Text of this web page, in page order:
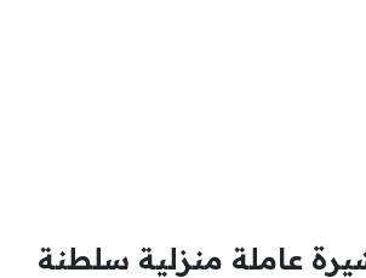
عاملة منزلية سلطنة